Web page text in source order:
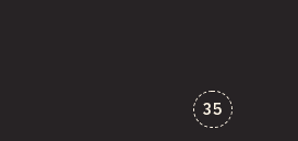
Comments
35